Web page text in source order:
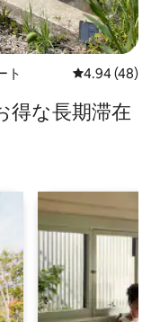
ト レビュー48
4.94 (48)
得⁠な長⁠期⁠滞⁠在